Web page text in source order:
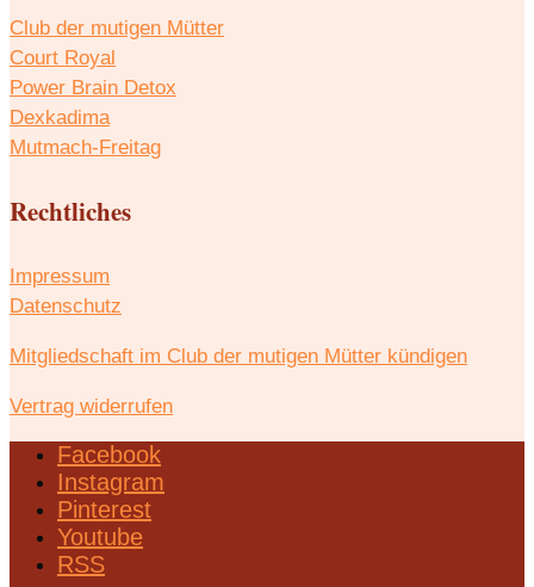
Club der mutigen Mütter
Court Royal
Power Brain Detox
Dexkadima
Mutmach-Freitag
Rechtliches
Impressum
Datenschutz
Mitgliedschaft im Club der mutigen Mütter kündigen
Vertrag widerrufen
Facebook
Instagram
Pinterest
Youtube
RSS